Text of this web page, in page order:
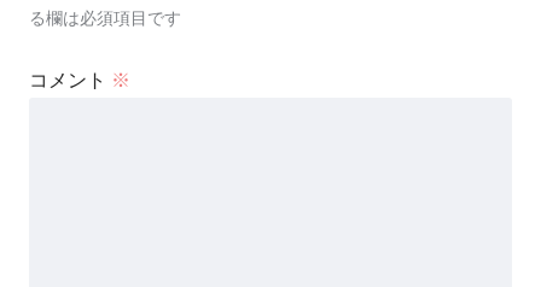
る欄は必須項目です
コメント ※